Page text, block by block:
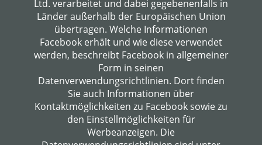
Ltd. verarbeitet und dabei gegebenenfalls in
Länder außerhalb der Europäischen Union
übertragen. Welche Informationen
Facebook erhält und wie diese verwendet
werden, beschreibt Facebook in allgemeiner
Form in seinen
Datenverwendungsrichtlinien. Dort finden
Sie auch Informationen über
Kontaktmöglichkeiten zu Facebook sowie zu
den Einstellmöglichkeiten für
Werbeanzeigen. Die